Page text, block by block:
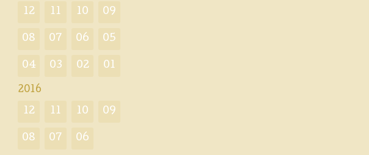
12 11 10 09
08 07 06 05
04 03 02 01
2016
12 11 10 09
08 07 06